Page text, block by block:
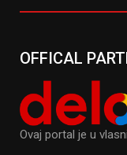
OFFICAL
Ovaj portal je u